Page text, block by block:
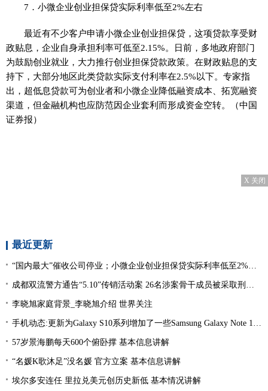
7．小微企业创业担保贷实际利率低至2%左右
最近有不少客户申请小微企业创业担保贷，这项贷款享受财
政贴息，企业自身承担利率可低至2.15%。日前，多地政府部门
为鼓励创业就业，大力推行创业担保贷款政策。在财政贴息的支
持下，大部分地区此类贷款实际支付利率在2.5%以下。专家指
出，超低息贷款可为创业者和小微企业降低融资成本、拓宽融资
渠道，但金融机构也应防范因企业套利而形成资金空转。（中国
证券报）
X 关闭
最近更新
“国内最大”催收公司停业；小微企业创业担保贷实际利率低至2%左右；趣店、爱财注销小贷牌照丨21消费金融参考-当前看点
成都双流警方通告“5.10”传销活动案 26名涉案骨干成员被采取刑事强制措施 环球热文
李晓旭家庭背景_李晓旭介绍 世界关注
手机动态:更新为Galaxy S10系列增加了一些Samsung Galaxy Note 10功能|环球消息
57岁景海鹏每天600个俯卧撑 基本信息讲解
“名媛K歌沐足”没名媛 官方立案 基本信息讲解
埃尔多安连任 里拉兑美元创历史新低 基本情况讲解